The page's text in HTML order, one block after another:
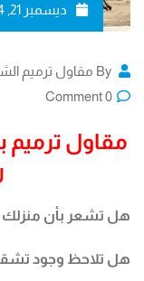
ديسمبر 21, 2024
By مقاول ترميم
0
Comment
مقاول ترميم
هل تشعر بأن منزلك
هل تلاحظ وجود